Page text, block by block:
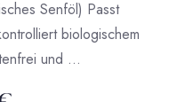
Senföl) Passt
biologischem
und …